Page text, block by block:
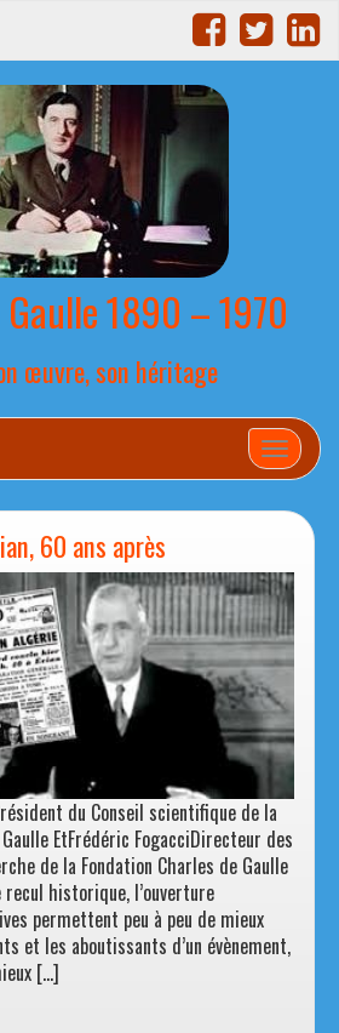
1890 – 1970
œuvre, son héritage
60 ans après
du Conseil scientifique de la
EtFrédéric FogacciDirecteur des
de la Fondation Charles de Gaulle
recul historique, l’ouverture
permettent peu à peu de mieux
et les aboutissants d’un évènement,
[…]